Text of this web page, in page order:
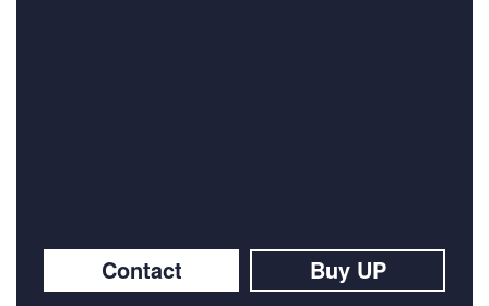
Contact Buy UP